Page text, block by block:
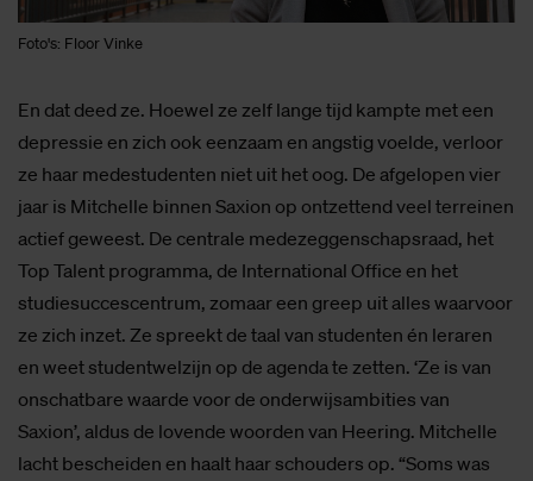
Foto's: Floor Vinke
En dat deed ze. Hoewel ze zelf lange tijd kampte met een
depressie en zich ook eenzaam en angstig voelde, verloor
ze haar medestudenten niet uit het oog. De afgelopen vier
jaar is Mitchelle binnen Saxion op ontzettend veel terreinen
actief geweest. De centrale medezeggenschapsraad, het
Top Talent programma, de International Office en het
studiesuccescentrum, zomaar een greep uit alles waarvoor
ze zich inzet. Ze spreekt de taal van studenten én leraren
en weet studentwelzijn op de agenda te zetten. ‘Ze is van
onschatbare waarde voor de onderwijsambities van
Saxion’, aldus de lovende woorden van Heering. Mitchelle
lacht bescheiden en haalt haar schouders op. “Soms was